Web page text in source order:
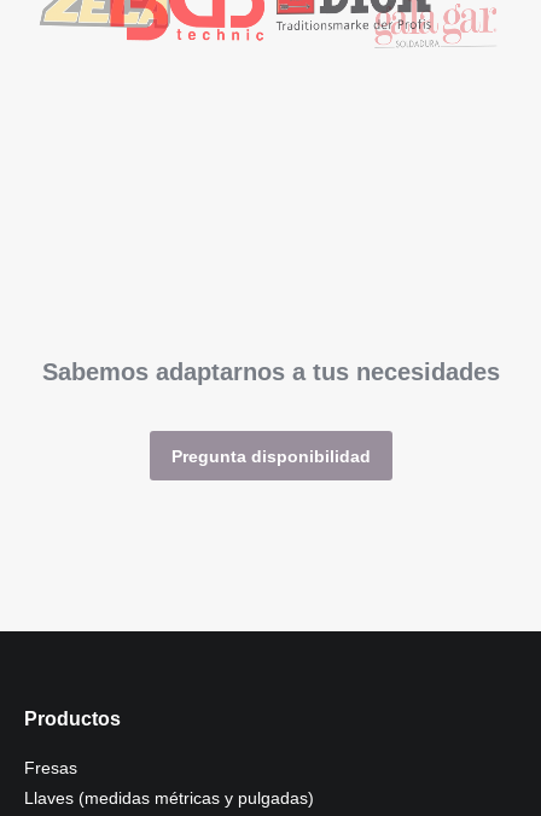
Sabemos adaptarnos a tus necesidades
Pregunta disponibilidad
Productos
Fresas
Llaves (medidas métricas y pulgadas)